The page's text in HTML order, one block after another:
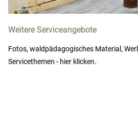
Weitere Serviceangebote
Fotos, waldpädagogisches Material,
Servicethemen - hier klicken.